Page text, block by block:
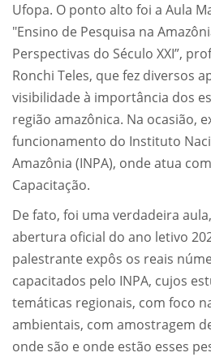
Ufopa. O ponto alto foi a Aula
"Ensino de Pesquisa na
Perspectivas do Século XXI”,
Ronchi Teles, que fez diversos
visibilidade à importância dos
região amazônica. Na ocasião,
funcionamento do Instituto
Amazônia (INPA), onde atua
Capacitação.
De fato, foi uma verdadeira
abertura oficial do ano letivo
palestrante expôs os reais
capacitados pelo INPA, cujos
temáticas regionais, com foco
ambientais, com amostragem
onde são e onde estão esses